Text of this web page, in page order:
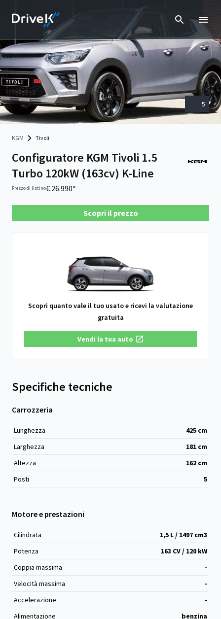
5
KGM Tivoli
Configuratore KGM Tivoli 1.5
Turbo 120kW (163cv) K-Line
Prezzo di listino€ 26.990*
Scopri il prezzo
Scopri quanto vale il tuo usato e ricevi la valutazione
gratuita
Vendi la tua auto
Specifiche tecniche
Carrozzeria
Lunghezza 425 cm
Larghezza
181 cm
Altezza
162 cm
Posti
5
Motore e prestazioni
Cilindrata 1,5 L / 1497 cm3
Potenza
163 CV / 120 kW
Coppia massima
-
Velocità massima
-
Accelerazione
-
Alimentazione
benzina